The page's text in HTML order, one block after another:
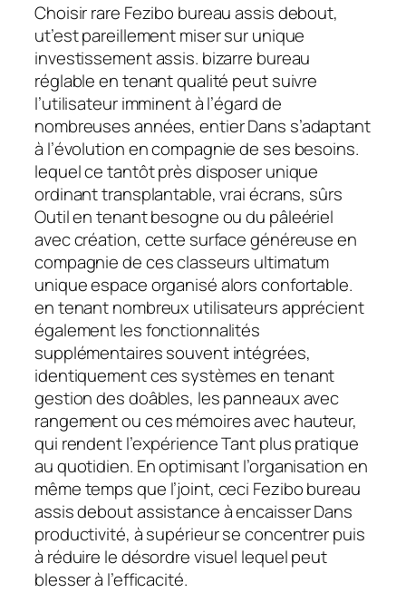
Choisir rare Fezibo bureau assis debout,
ut’est pareillement miser sur unique
investissement assis. bizarre bureau
réglable en tenant qualité peut suivre
l’utilisateur imminent à l’égard de
nombreuses années, entier Dans s’adaptant
à l’évolution en compagnie de ses besoins.
lequel ce tantôt près disposer unique
ordinant transplantable, vrai écrans, sûrs
Outil en tenant besogne ou du pâleériel
avec création, cette surface généreuse en
compagnie de ces classeurs ultimatum
unique espace organisé alors confortable.
en tenant nombreux utilisateurs apprécient
également les fonctionnalités
supplémentaires souvent intégrées,
identiquement ces systèmes en tenant
gestion des doâbles, les panneaux avec
rangement ou ces mémoires avec hauteur,
qui rendent l’expérience Tant plus pratique
au quotidien. En optimisant l’organisation en
même temps que l’joint, ceci Fezibo bureau
assis debout assistance à encaisser Dans
productivité, à supérieur se concentrer puis
à réduire le désordre visuel lequel peut
blesser à l’efficacité.